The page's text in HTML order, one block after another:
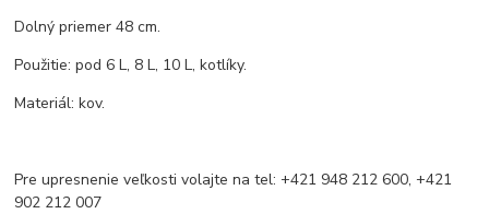
Dolný priemer 48 cm.
Použitie: pod 6 L, 8 L, 10 L, kotlíky.
Materiál: kov.
Pre upresnenie veľkosti volajte na tel: +421 948 212 600, +421
902 212 007